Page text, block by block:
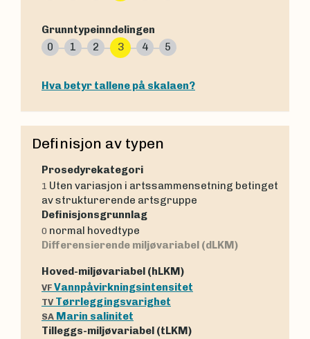
Grunntypeinndelingen
0
1 2 3 4 5
Hva betyr tallene på skalaen?
Definisjon av typen
Prosedyrekategori
1 Uten variasjon i artssammensetning betinget
av strukturerende artsgruppe
Definisjonsgrunnlag
0 normal hovedtype
Differensierende miljøvariabel (dLKM)
Hoved-miljøvariabel (hLKM)
VF Vannpåvirkningsintensitet
TV Tørrleggingsvarighet
SA Marin salinitet
Tilleggs-miljøvariabel (tLKM)